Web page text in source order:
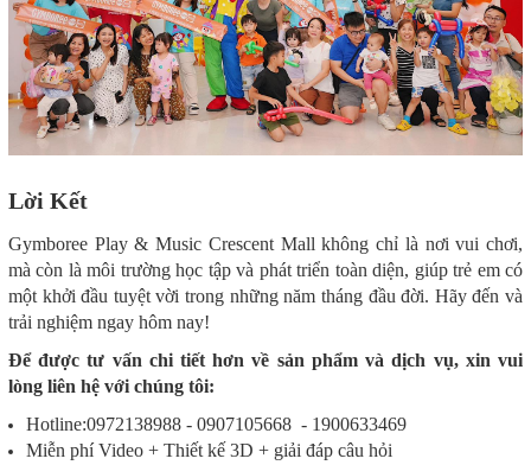
Lời Kết
Gymboree Play & Music Crescent Mall không chỉ là nơi vui chơi,
mà còn là môi trường học tập và phát triển toàn diện, giúp trẻ em có
một khởi đầu tuyệt vời trong những năm tháng đầu đời. Hãy đến và
trải nghiệm ngay hôm nay!
Để được tư vấn chi tiết hơn về sản phẩm và dịch vụ, xin vui
lòng liên hệ với chúng tôi:
Hotline:0972138988 - 0907105668 - 1900633469
Miễn phí Video + Thiết kế 3D + giải đáp câu hỏi